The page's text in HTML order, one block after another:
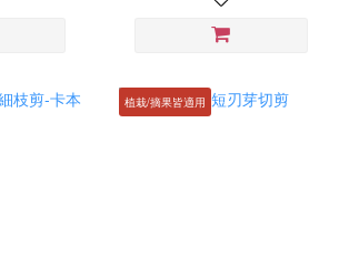
植栽/摘果皆適用